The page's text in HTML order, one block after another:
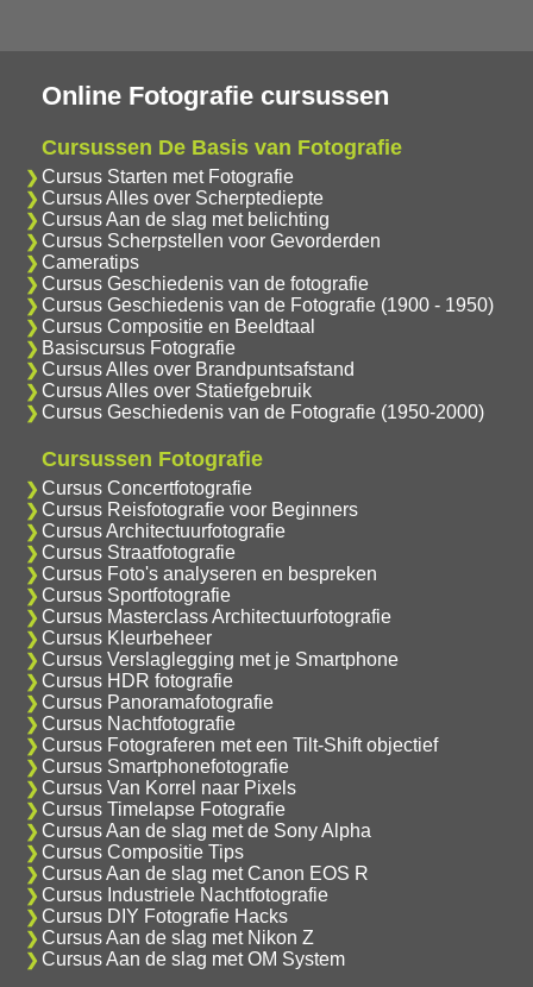
Online Fotografie cursussen
Cursussen De Basis van Fotografie
Cursus Starten met Fotografie
Cursus Alles over Scherptediepte
Cursus Aan de slag met belichting
Cursus Scherpstellen voor Gevorderden
Cameratips
Cursus Geschiedenis van de fotografie
Cursus Geschiedenis van de Fotografie (1900 - 1950)
Cursus Compositie en Beeldtaal
Basiscursus Fotografie
Cursus Alles over Brandpuntsafstand
Cursus Alles over Statiefgebruik
Cursus Geschiedenis van de Fotografie (1950-2000)
Cursussen Fotografie
Cursus Concertfotografie
Cursus Reisfotografie voor Beginners
Cursus Architectuurfotografie
Cursus Straatfotografie
Cursus Foto's analyseren en bespreken
Cursus Sportfotografie
Cursus Masterclass Architectuurfotografie
Cursus Kleurbeheer
Cursus Verslaglegging met je Smartphone
Cursus HDR fotografie
Cursus Panoramafotografie
Cursus Nachtfotografie
Cursus Fotograferen met een Tilt-Shift objectief
Cursus Smartphonefotografie
Cursus Van Korrel naar Pixels
Cursus Timelapse Fotografie
Cursus Aan de slag met de Sony Alpha
Cursus Compositie Tips
Cursus Aan de slag met Canon EOS R
Cursus Industriele Nachtfotografie
Cursus DIY Fotografie Hacks
Cursus Aan de slag met Nikon Z
Cursus Aan de slag met OM System